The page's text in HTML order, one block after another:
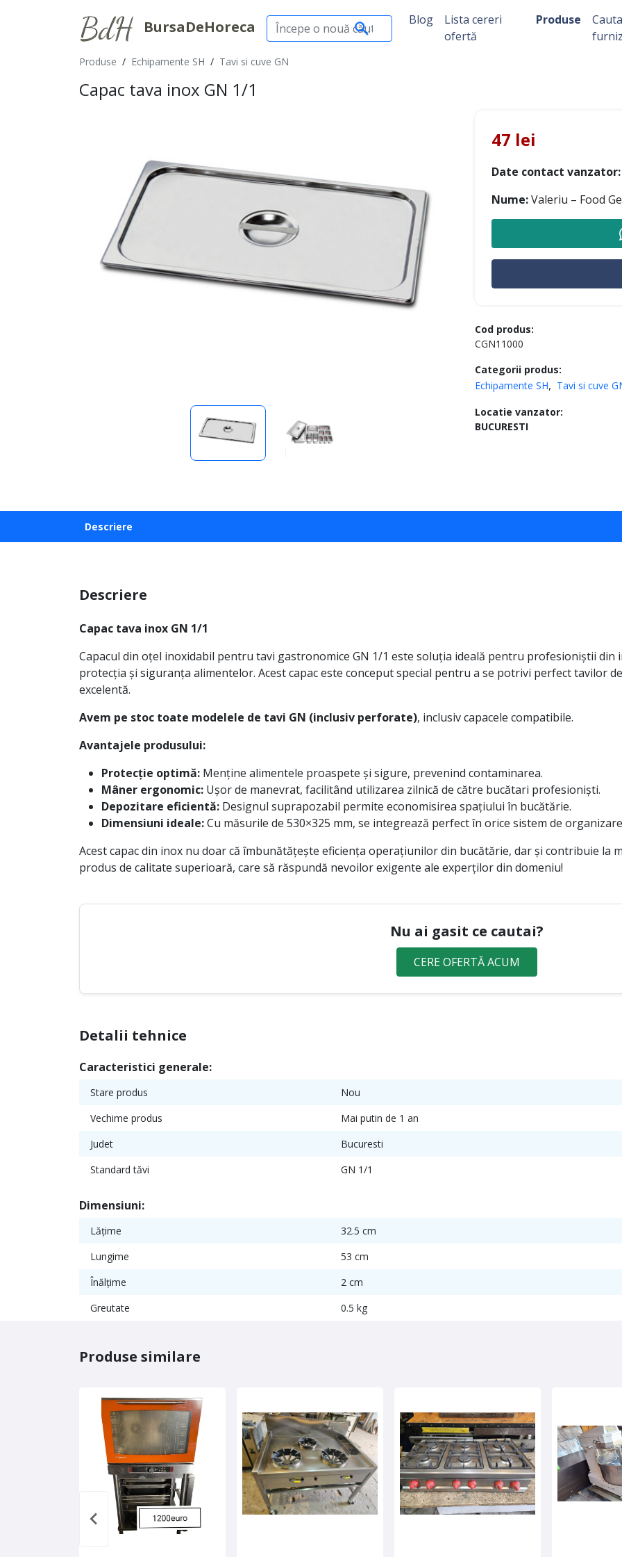
BursaDeHoreca Blog
Lista cereri
ofertă
Produse
Produse / Echipamente SH / Tavi si cuve GN
Capac tava inox GN 1/1
Cod produs:
CGN11000
Categorii produs:
Echipamente SH
Tavi si cuve
Locatie vanzator:
BUCURESTI
47 lei
Date contact vanzator:
Nume:Valeriu – Food
Descriere
Descriere
Capac tava inox GN 1/1
Capacul din oțel inoxidabil pentru tavi gastronomice GN 1/1 este soluția ideală pentru profesioniștii din
protecția și siguranța alimentelor. Acest capac este conceput special pentru a se potrivi perfect tavilor
excelentă.
Avem pe stoc toate modelele de tavi GN (inclusiv perforate), inclusiv capacele compatibile.
Avantajele produsului:
Protecție optimă: Menține alimentele proaspete și sigure, prevenind contaminarea.
Mâner ergonomic: Ușor de manevrat, facilitând utilizarea zilnică de către bucătari profesioniști.
Depozitare eficientă: Designul suprapozabil permite economisirea spațiului în bucătărie.
Dimensiuni ideale:Cu măsurile de 530×325 mm, se integrează perfect în orice sistem de
Acest capac din inox nu doar că îmbunătățește eficiența operațiunilor din bucătărie, dar și contribuie la
produs de calitate superioară, care să răspundă nevoilor exigente ale experților din domeniu!
Nu ai gasit ce cautai?
CERE OFERTĂ ACUM
Detalii tehnice
Caracteristici generale:
Stare produs
Nou
Vechime produs
Mai putin de 1 an
Judet
Bucuresti
Standard tăvi
GN 1/1
Dimensiuni:
Lățime
32.5 cm
Lungime
53 cm
Înălțime
2 cm
Greutate
0.5 kg
Produse similare